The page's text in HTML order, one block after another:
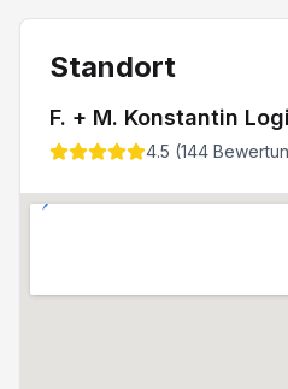
Standort
F. + M. Konstantin
4.5 (144